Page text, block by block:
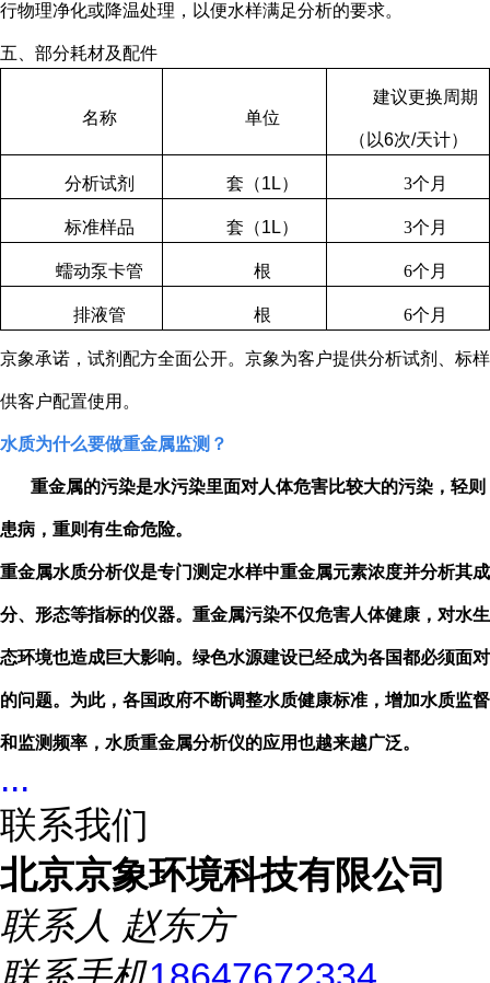
行物理净化或降温处理，以便水样满足分析的要求。
五、部分耗材及配件
名称 单位
建议更换周期
（以6次/天计）
分析试剂 套（1L） 3个月
标准样品 套（1L） 3个月
蠕动泵卡管 根 6个月
排液管 根 6个月
京象承诺，试剂配方全面公开。京象为客户提供分析试剂、标样
供客户配置使用。
水质为什么要做重金属监测？
重金属的污染是水污染里面对人体危害比较大的污染，轻则
患病，重则有生命危险。
重金属水质分析仪是专门测定水样中重金属元素浓度并分析其成
分、形态等指标的仪器。重金属污染不仅危害人体健康，对水生
态环境也造成巨大影响。绿色水源建设已经成为各国都必须面对
的问题。为此，各国政府不断调整水质健康标准，增加水质监督
和监测频率，水质重金属分析仪的应用也越来越广泛。
...
联系我们
北京京象环境科技有限公司
联系人 赵东方